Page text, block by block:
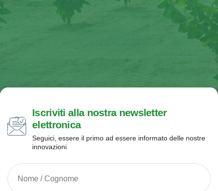
Iscriviti alla nostra newsletter
elettronica
Seguici, essere il primo ad essere informato delle nostre
innovazioni